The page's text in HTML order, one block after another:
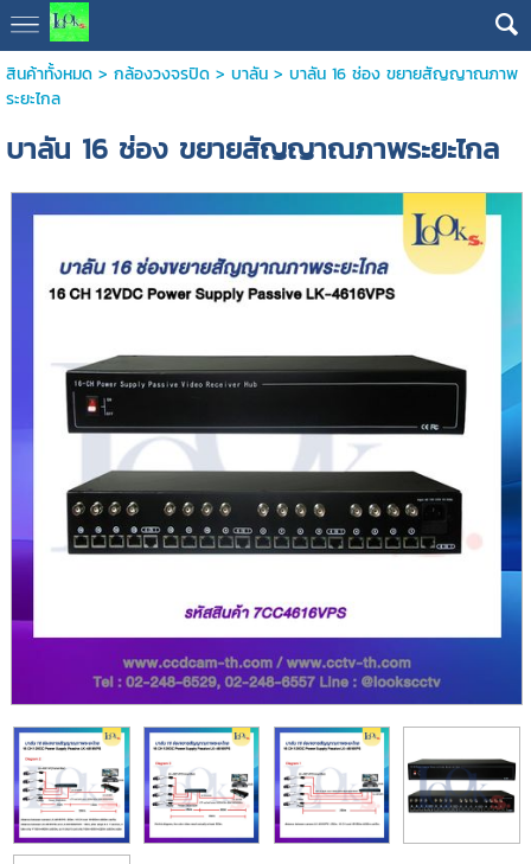
สินค้าทั้งหมด> กล้องวงจรปิด> บาลัน> บาลัน 16 ช่อง ขยายสัญญาณภาพ
ระยะไกล
บาลัน 16 ช่อง ขยายสัญญาณภาพระยะไกล